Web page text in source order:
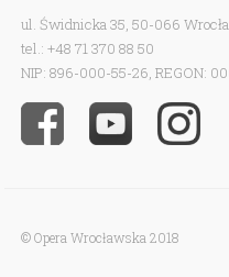
ul. Świdnicka 35, 50-066
tel.: +48 71 370 88 50
NIP: 896-000-55-26, REGON:
© Opera Wrocławska 2018